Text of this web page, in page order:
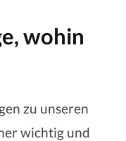
wohin
zu unseren
wichtig und